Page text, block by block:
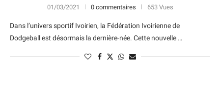
01/03/2021 0 commentaires 653 Vues
Dans l’univers sportif Ivoirien, la Fédération Ivoirienne de
Dodgeball est désormais la dernière-née. Cette nouvelle …